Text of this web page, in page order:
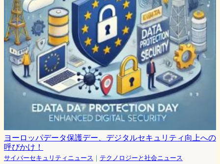
ヨーロッパデータ保護デー、デジタルセキュリティ向上への
呼びかけ！
サイバーセキュリティニュース ｜ テクノロジーと社会ニュース